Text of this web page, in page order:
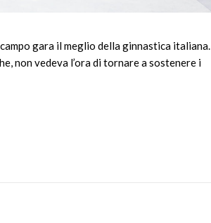
gara il meglio della ginnastica italiana.
non vedeva l’ora di tornare a sostenere i